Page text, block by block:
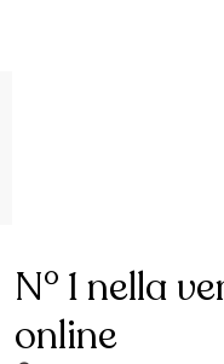
N° 1 nella
online